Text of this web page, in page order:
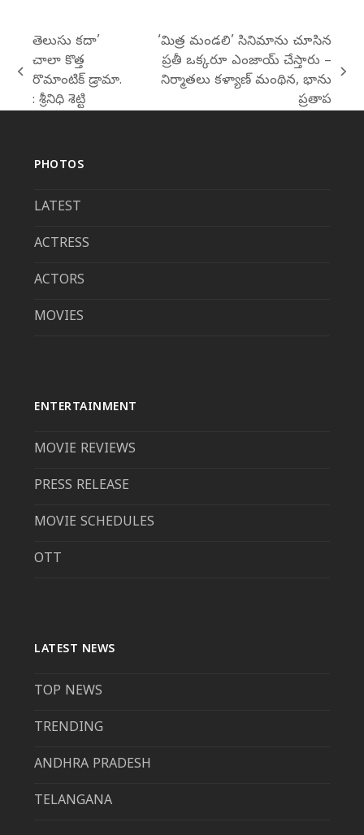
previous
post:
తెలుసు కదా’
చాలా కొత్త
రొమాంటిక్ డ్రామా.
: శ్రీనిధి శెట్టి
next
‘మిత్ర మండలి’ సినిమాను చూసిన
ప్రతీ ఒక్కరూ ఎంజాయ్ చేస్తారు –
నిర్మాతలు కళ్యాణ్ మంథిన, భాను
ప్రతాప
PHOTOS
LATEST
ACTRESS
ACTORS
MOVIES
ENTERTAINMENT
MOVIE REVIEWS
PRESS RELEASE
MOVIE SCHEDULES
OTT
LATEST NEWS
TOP NEWS
TRENDING
ANDHRA PRADESH
TELANGANA